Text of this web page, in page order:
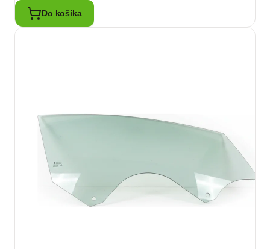
Do košíka